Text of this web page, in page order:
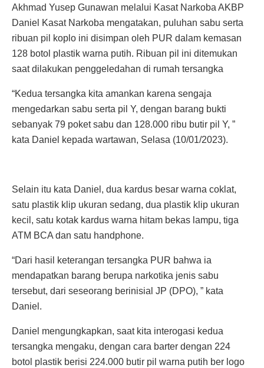
Akhmad Yusep Gunawan melalui Kasat Narkoba AKBP
Daniel Kasat Narkoba mengatakan, puluhan sabu serta
ribuan pil koplo ini disimpan oleh PUR dalam kemasan
128 botol plastik warna putih. Ribuan pil ini ditemukan
saat dilakukan penggeledahan di rumah tersangka
“Kedua tersangka kita amankan karena sengaja
mengedarkan sabu serta pil Y, dengan barang bukti
sebanyak 79 poket sabu dan 128.000 ribu butir pil Y, ”
kata Daniel kepada wartawan, Selasa (10/01/2023).
Selain itu kata Daniel, dua kardus besar warna coklat,
satu plastik klip ukuran sedang, dua plastik klip ukuran
kecil, satu kotak kardus warna hitam bekas lampu, tiga
ATM BCA dan satu handphone.
“Dari hasil keterangan tersangka PUR bahwa ia
mendapatkan barang berupa narkotika jenis sabu
tersebut, dari seseorang berinisial JP (DPO), ” kata
Daniel.
Daniel mengungkapkan, saat kita interogasi kedua
tersangka mengaku, dengan cara barter dengan 224
botol plastik berisi 224.000 butir pil warna putih ber logo